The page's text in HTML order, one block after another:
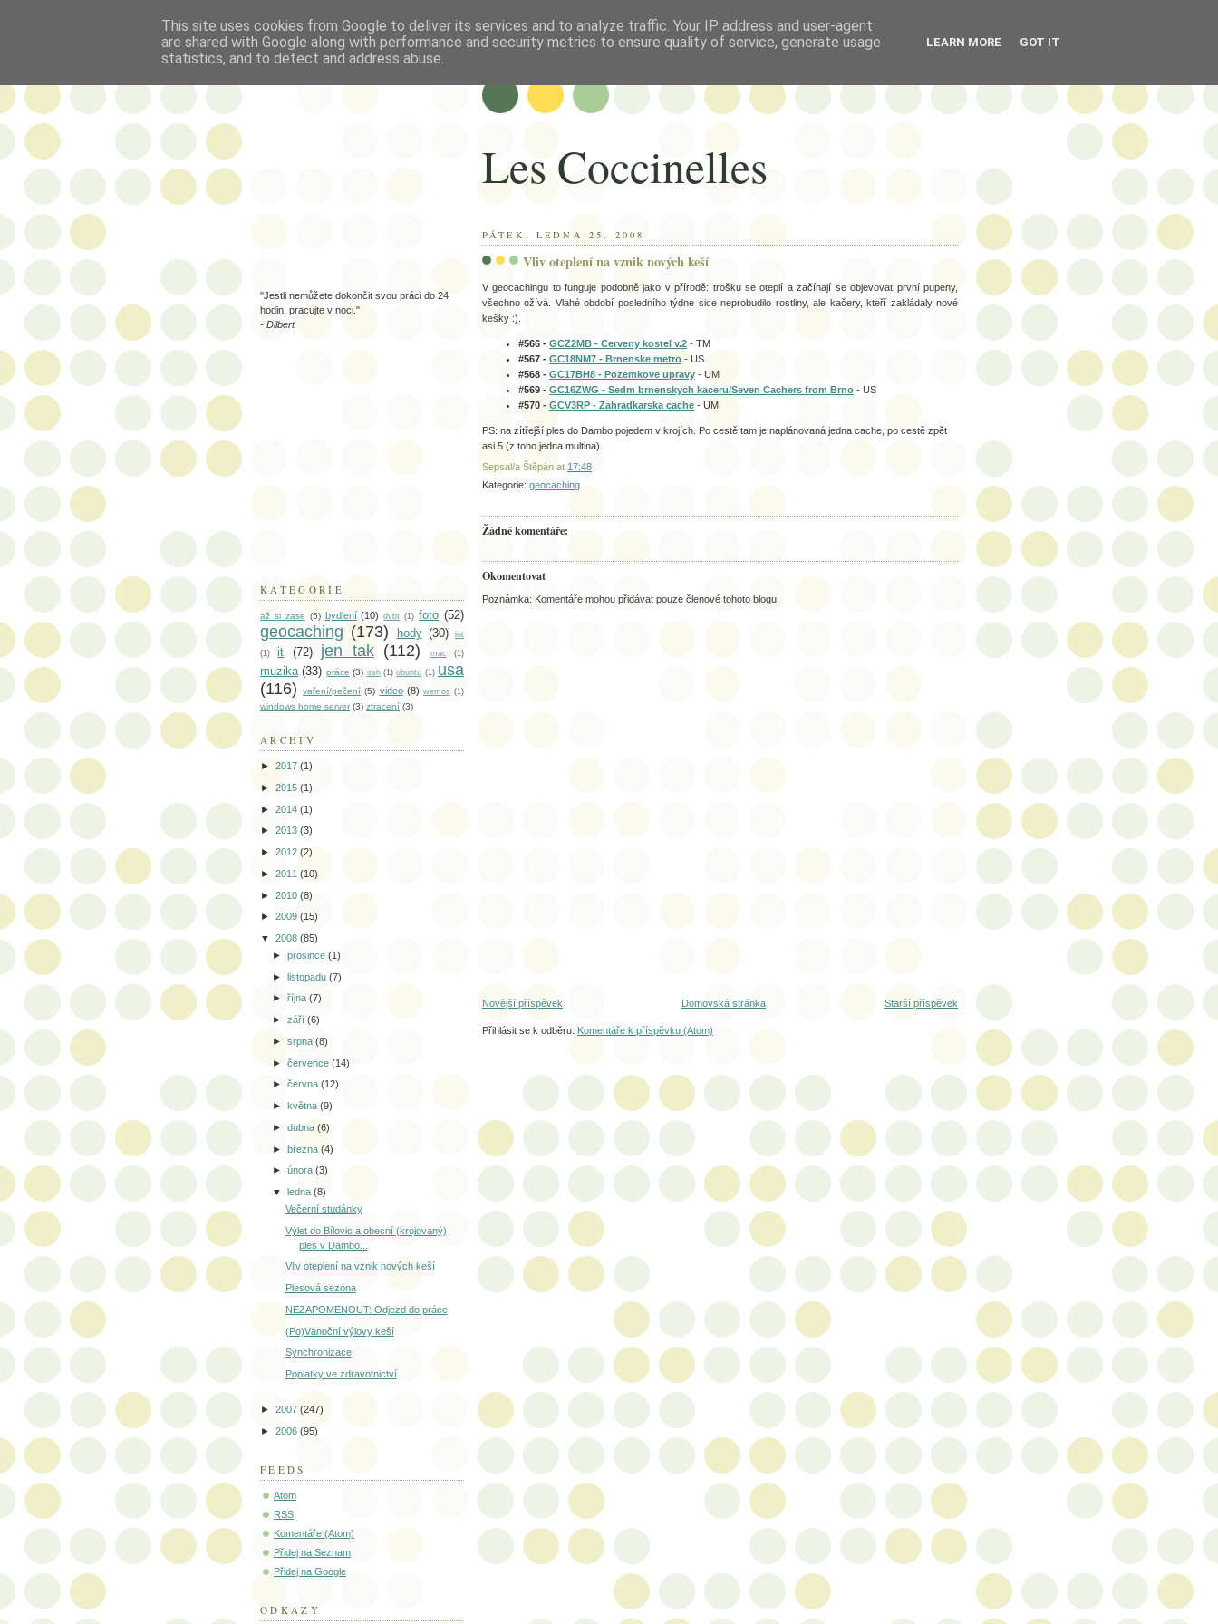
Les Coccinelles
PÁTEK, LEDNA 25, 2008
Vliv oteplení na vznik nových keší
V geocachingu to funguje podobně jako v přírodě: trošku se oteplí a začínají se objevovat první pupeny,
všechno ožívá. Vlahé období posledního týdne sice neprobudilo rostliny, ale kačery, kteří zakládaly nové
kešky :).
#566 - GCZ2MB - Cerveny kostel v.2 - TM
#567 - GC18NM7 - Brnenske metro - US
#568 - GC17BH8 - Pozemkove upravy - UM
#569 - GC16ZWG - Sedm brnenskych kaceru/Seven Cachers from Brno - US
#570 - GCV3RP - Zahradkarska cache - UM
PS: na zítřejší ples do Dambo pojedem v krojích. Po cestě tam je naplánovaná jedna cache, po cestě zpět
asi 5 (z toho jedna multina).
Sepsal/a Štěpán at 17:48
Kategorie: geocaching
Žádné komentáře:
Okomentovat
Poznámka: Komentáře mohou přidávat pouze členové tohoto blogu.
Novější příspěvek Starší příspěvek
Domovská stránka
Přihlásit se k odběru: Komentáře k příspěvku (Atom)
"Jestli nemůžete dokončit svou práci do 24
hodin, pracujte v noci."
- Dilbert
KATEGORIE
až si zase (5) bydlení (10) dvbt (1) foto (52)
geocaching (173) hody (30) iot
(1) it (72) jen tak (112) mac (1)
muzika (33) práce (3) ssh (1) ubuntu (1) usa
(116)
vaření/pečení (5) video (8) wemos (1)
windows home server (3) ztracení (3)
ARCHIV
► 2017 (1)
► 2015 (1)
► 2014 (1)
► 2013 (3)
► 2012 (2)
► 2011 (10)
► 2010 (8)
► 2009 (15)
▼ 2008 (85)
►prosince(1)
►listopadu(7)
►října(7)
►září(6)
►srpna(8)
►července(14)
►června(12)
►května(9)
►dubna(6)
►března(4)
►února(3)
▼ledna(8)
Večerní studánky
Výlet do Bílovic a obecní (krojovaný)
ples v Dambo...
Vliv oteplení na vznik nových keší
Plesová sezóna
NEZAPOMENOUT: Odjezd do práce
(Po)Vánoční výlovy keší
Synchronizace
Poplatky ve zdravotnictví
► 2007 (247)
► 2006 (95)
FEEDS
Atom
RSS
Komentáře (Atom)
Přidej na Seznam
Přidej na Google
ODKAZY
This site uses cookies from Google to deliver its services and to analyze traffic. Your IP address and user-agent
are shared with Google along with performance and security metrics to ensure quality of service, generate usage
statistics, and to detect and address abuse.
LEARN MORE GOT IT